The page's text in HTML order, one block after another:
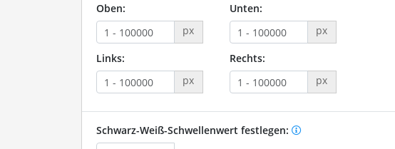
Oben:
px
Unten:
px
Links:
px
Rechts:
px
Schwarz-Weiß-Schwellenwert festlegen: